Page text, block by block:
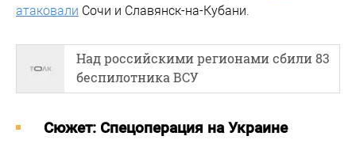
атаковали Сочи и Славянск-на-Кубани.
Над российскими регионами сбили 83
беспилотника ВСУ
Cюжет: Спецоперация на Украине